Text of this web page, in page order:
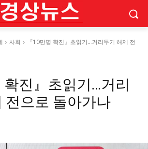
사회
『10만명 확진』초읽기…거리두기 해제 전
확진』초읽기…거리
전으로 돌아가나